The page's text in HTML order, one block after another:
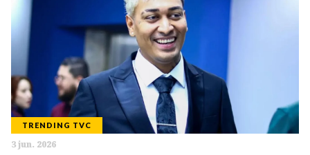
TRENDING TVC
3 jun. 2026